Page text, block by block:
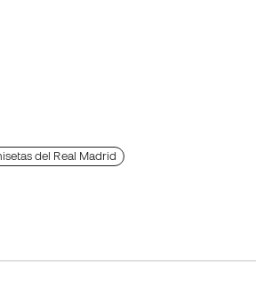
del Real Madrid